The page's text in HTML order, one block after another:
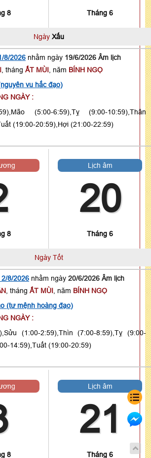
8 Tháng 6
Ngày Xấu
8/2026 nhằm ngày 19/6/2026 Âm lịch
, tháng ẤT MÙI , năm BÍNH NGỌ
vu hắc đạo)
NGÀY :
(5:00-6:59),Tỵ (9:00-10:59),Thân
(19:00-20:59),Hợi (21:00-22:59)
8
Lịch âm
20
Tháng 6
Ngày Tốt
2/8/2026 nhằm ngày 20/6/2026 Âm lịch
, tháng ẤT MÙI , năm BÍNH NGỌ
(tư mệnh hoàng đạo)
NGÀY :
(1:00-2:59),Thìn (7:00-8:59),Tỵ (9:00-
14:59),Tuất (19:00-20:59)
8
Lịch âm
21
Tháng 6